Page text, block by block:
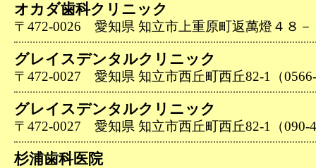
オカダ歯科クリニック
〒472-0026 愛知県 知立市上重原町返萬燈４８－
グレイスデンタルクリニック
〒472-0027 愛知県 知立市西丘町西丘82-1（
グレイスデンタルクリニック
〒472-0027 愛知県 知立市西丘町西丘82-1（090-
杉浦歯科医院